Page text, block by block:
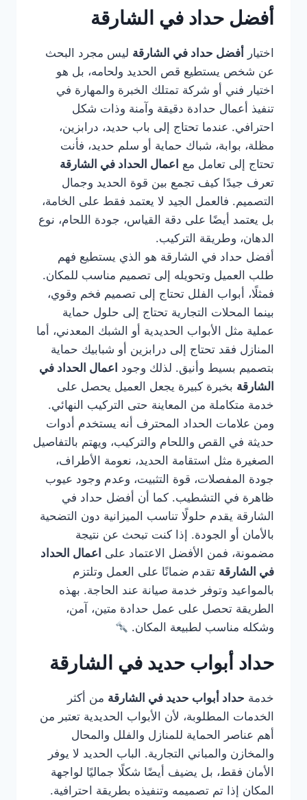
أفضل حداد في الشارقة
اختيار أفضل حداد في الشارقة ليس مجرد البحث
عن شخص يستطيع قص الحديد ولحامه، بل هو
اختيار فني أو شركة تمتلك الخبرة والمهارة في
تنفيذ أعمال حدادة دقيقة وآمنة وذات شكل
احترافي. عندما تحتاج إلى باب حديد، درابزين،
مظلة، بوابة، شباك حماية أو سلم حديد، فأنت
تحتاج إلى تعامل مع اعمال الحداد في الشارقة
تعرف جيدًا كيف تجمع بين قوة الحديد وجمال
التصميم. فالعمل الجيد لا يعتمد فقط على الخامة،
بل يعتمد أيضًا على دقة القياس، جودة اللحام، نوع
الدهان، وطريقة التركيب.
أفضل حداد في الشارقة هو الذي يستطيع فهم
طلب العميل وتحويله إلى تصميم مناسب للمكان.
فمثلًا، أبواب الفلل تحتاج إلى تصميم فخم وقوي،
بينما المحلات التجارية تحتاج إلى حلول حماية
عملية مثل الأبواب الحديدية أو الشبك المعدني، أما
المنازل فقد تحتاج إلى درابزين أو شبابيك حماية
بتصميم بسيط وأنيق. لذلك وجود اعمال الحداد في
الشارقة بخبرة كبيرة يجعل العميل يحصل على
خدمة متكاملة من المعاينة حتى التركيب النهائي.
ومن علامات الحداد المحترف أنه يستخدم أدوات
حديثة في القص واللحام والتركيب، ويهتم بالتفاصيل
الصغيرة مثل استقامة الحديد، نعومة الأطراف،
جودة المفصلات، قوة التثبيت، وعدم وجود عيوب
ظاهرة في التشطيب. كما أن أفضل حداد في
الشارقة يقدم حلولًا تناسب الميزانية دون التضحية
بالأمان أو الجودة. إذا كنت تبحث عن نتيجة
مضمونة، فمن الأفضل الاعتماد على اعمال الحداد
في الشارقة تقدم ضمانًا على العمل وتلتزم
بالمواعيد وتوفر خدمة صيانة عند الحاجة. بهذه
الطريقة تحصل على عمل حدادة متين، آمن،
وشكله مناسب لطبيعة المكان.
حداد أبواب حديد في الشارقة
خدمة حداد أبواب حديد في الشارقة من أكثر
الخدمات المطلوبة، لأن الأبواب الحديدية تعتبر من
أهم عناصر الحماية للمنازل والفلل والمحال
والمخازن والمباني التجارية. الباب الحديد لا يوفر
الأمان فقط، بل يضيف أيضًا شكلًا جماليًا لواجهة
المكان إذا تم تصميمه وتنفيذه بطريقة احترافية.